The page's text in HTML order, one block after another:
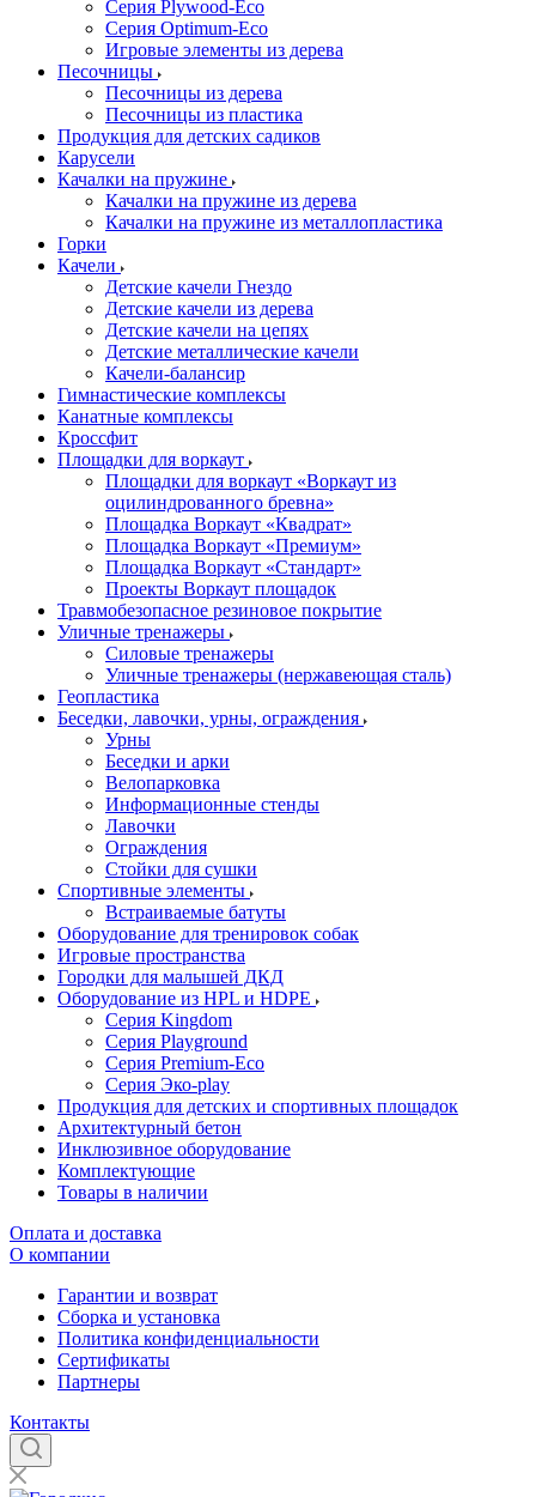
Серия Plywood-Eco
Серия Оptimum-Еco
Игровые элементы из дерева
Песочницы
Песочницы из дерева
Песочницы из пластика
Продукция для детских садиков
Карусели
Качалки на пружине
Качалки на пружине из дерева
Качалки на пружине из металлопластика
Горки
Качели
Детские качели Гнездо
Детские качели из дерева
Детские качели на цепях
Детские металлические качели
Качели-балансир
Гимнастические комплексы
Канатные комплексы
Кроссфит
Площадки для воркаут
Площадки для воркаут «Воркаут из
оцилиндрованного бревна»
Площадка Воркаут «Квадрат»
Площадка Воркаут «Премиум»
Площадка Воркаут «Стандарт»
Проекты Воркаут площадок
Травмобезопасное резиновое покрытие
Уличные тренажеры
Силовые тренажеры
Уличные тренажеры (нержавеющая сталь)
Геопластика
Беседки, лавочки, урны, ограждения
Урны
Беседки и арки
Велопарковка
Информационные стенды
Лавочки
Ограждения
Стойки для сушки
Спортивные элементы
Встраиваемые батуты
Оборудование для тренировок собак
Игровые пространства
Городки для малышей ДКД
Оборудование из HPL и HDPE
Серия Kingdom
Серия Playground
Серия Premium-Eco
Серия Эко-play
Продукция для детских и спортивных площадок
Архитектурный бетон
Инклюзивное оборудование
Комплектующие
Товары в наличии
Оплата и доставка
О компании
Гарантии и возврат
Сборка и установка
Политика конфиденциальности
Сертификаты
Партнеры
Контакты